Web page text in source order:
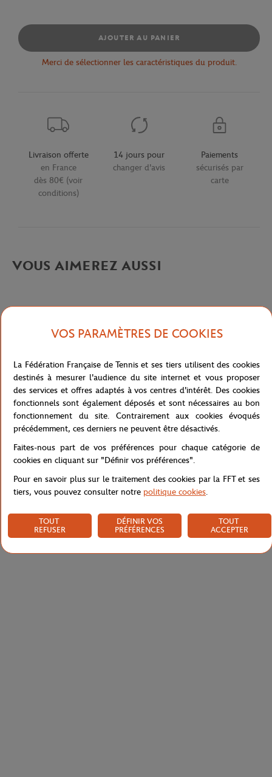
AJOUTER AU PANIER
Merci de sélectionner les caractéristiques du produit.
Livraison offerte
en France
dès 80€ (voir
conditions)
14 jours pour
changer d'avis
Paiements
sécurisés par
carte
VOUS AIMEREZ AUSSI
Livraison et retours
VOS PARAMÈTRES DE COOKIES
La Fédération Française de Tennis et ses tiers utilisent des cookies
destinés à mesurer l'audience du site internet et vous proposer
des services et offres adaptés à vos centres d'intérêt. Des cookies
fonctionnels sont également déposés et sont nécessaires au bon
fonctionnement du site. Contrairement aux cookies évoqués
précédemment, ces derniers ne peuvent être désactivés.
Faites-nous part de vos préférences pour chaque catégorie de
cookies en cliquant sur "Définir vos préférences".
Pour en savoir plus sur le traitement des cookies par la FFT et ses
tiers, vous pouvez consulter notre politique cookies.
TOUT
REFUSER
DÉFINIR VOS
PRÉFÉRENCES
TOUT
ACCEPTER